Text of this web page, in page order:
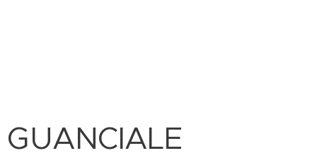
GUANCIALE